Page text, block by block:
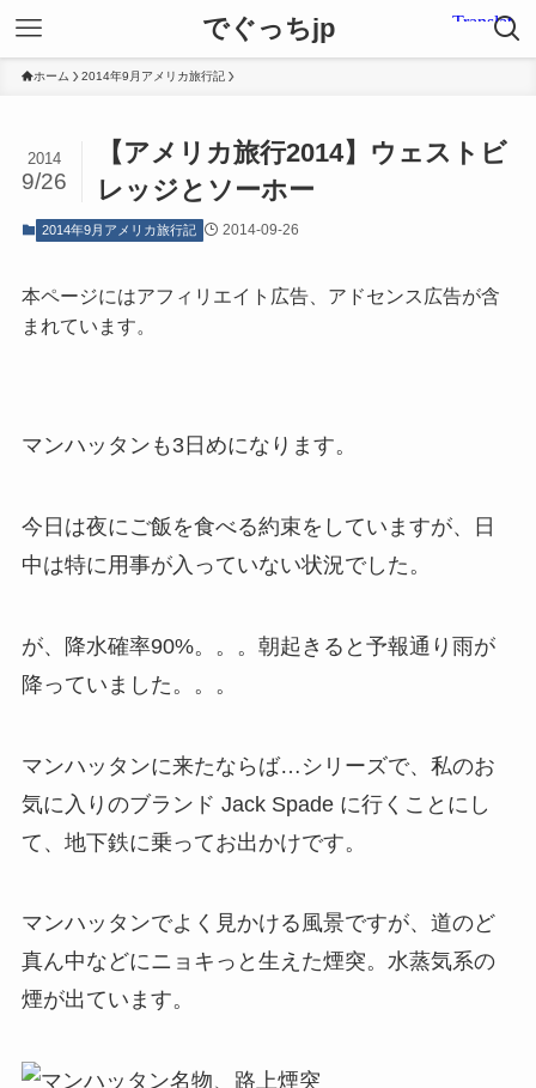
でぐっちjp
ホーム 2014年9月アメリカ旅行記
【アメリカ旅行2014】ウェストビ
レッジとソーホー
2014
9/26
2014年9月アメリカ旅行記 2014-09-26
本ページにはアフィリエイト広告、アドセンス広告が含
まれています。
マンハッタンも3日めになります。
今日は夜にご飯を食べる約束をしていますが、日
中は特に用事が入っていない状況でした。
が、降水確率90%。。。朝起きると予報通り雨が
降っていました。。。
マンハッタンに来たならば…シリーズで、私のお
気に入りのブランド Jack Spade に行くことにし
て、地下鉄に乗ってお出かけです。
マンハッタンでよく見かける風景ですが、道のど
真ん中などにニョキっと生えた煙突。水蒸気系の
煙が出ています。